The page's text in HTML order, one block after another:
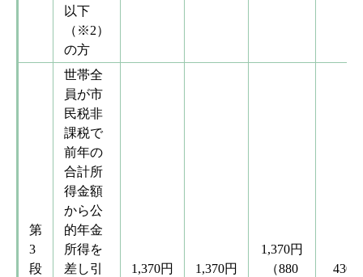
以下
（※2）
の方
第
3
段
世帯全
員が市
民税非
課税で
前年の
合計所
得金額
から公
的年金
所得を
差し引
1,370円 1,370円
1,370円
（880
430